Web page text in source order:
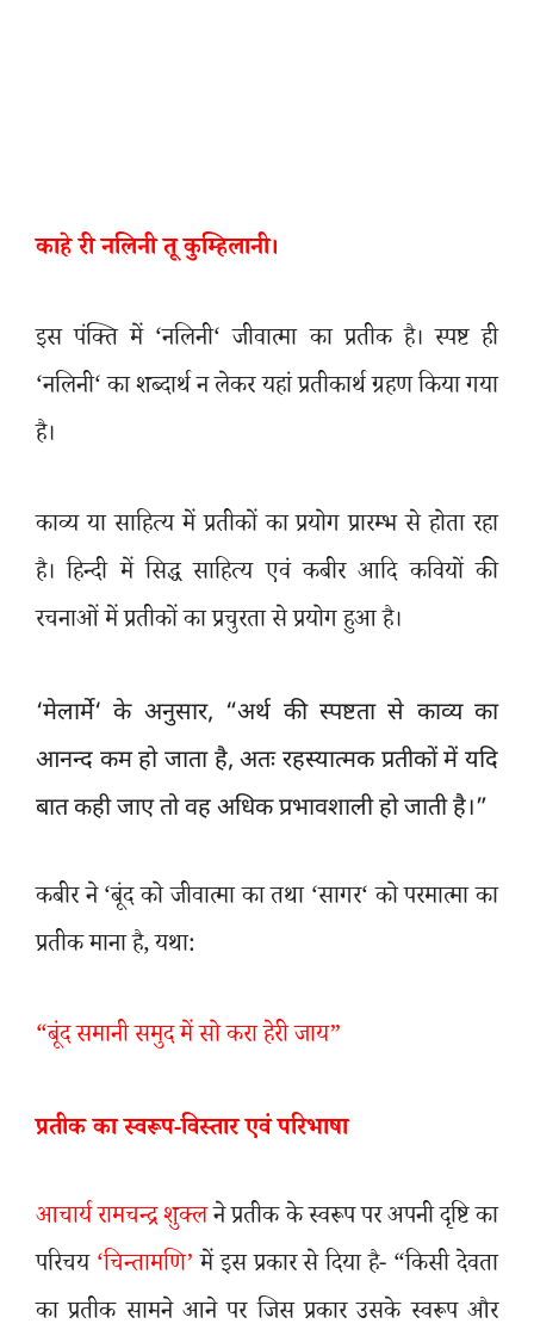
काहे री नलिनी तू कुम्हिलानी।
इस पंक्ति में ‘नलिनी‘जीवात्मा का प्रतीक है। स्पष्ट ही
‘नलिनी‘का शब्दार्थ न लेकर यहां प्रतीकार्थ ग्रहण किया गया
है।
काव्य या साहित्य में प्रतीकों का प्रयोग प्रारम्भ से होता रहा
है। हिन्दी में सिद्ध साहित्य एवं कबीर आदि कवियों की
रचनाओं में प्रतीकों का प्रचुरता से प्रयोग हुआ है।
‘मेलार्मे‘के अनुसार, “अर्थ की स्पष्टता से काव्य का
आनन्द कम हो जाता है,अतः रहस्यात्मक प्रतीकों में यदि
बात कही जाए तो वह अधिक प्रभावशाली हो जाती है।”
कबीर ने‘बूंद को जीवात्मा का तथा‘सागर‘को परमात्मा का
प्रतीक माना है,यथा:
“बूंद समानी समुद में सो करा हेरी जाय”
प्रतीक का स्वरूप-विस्तार एवं परिभाषा
आचार्य रामचन्द्र शुक्लने प्रतीक के स्वरूप पर अपनी दृष्टि का
परिचय‘चिन्तामणि’में इस प्रकार से दिया है- “किसी देवता
का प्रतीक सामने आने पर जिस प्रकार उसके स्वरूप और